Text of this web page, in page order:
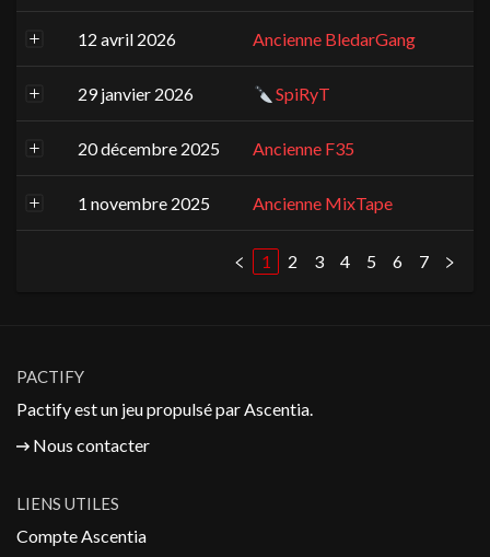
12 avril 2026 Ancienne BledarGang
29 janvier 2026 SpiRyT
20 décembre 2025 Ancienne F35
1 novembre 2025 Ancienne MixTape
1 2 3 4 5 6 7
PACTIFY
Pactify est un jeu propulsé parAscentia.
Nous contacter
LIENS UTILES
Compte Ascentia